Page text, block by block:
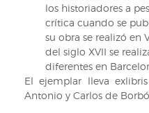
los historiadores a
crítica cuando se
su obra se realizó en
del siglo XVII se
diferentes en
El ejemplar lleva
Antonio y Carlos de